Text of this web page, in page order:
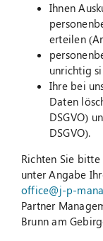
Ihnen
erteilen
unrichtig
Ihre bei
Daten
DSGVO)
DSGVO).
Richten Sie
unter Angabe
office@j-p-
Partner
Brunn am